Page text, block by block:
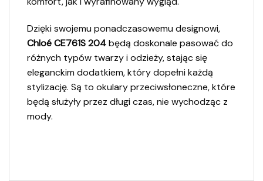
Dzięki swojemu ponadczasowemu designowi,
Chloé CE761S 204będą doskonale pasować do
różnych typów twarzy i odzieży, stając się
eleganckim dodatkiem, który dopełni każdą
stylizację. Są to okulary przeciwsłoneczne, które
będą służyły przez długi czas, nie wychodząc z
mody.